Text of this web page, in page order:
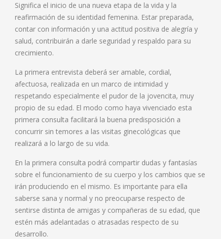
Significa el inicio de una nueva etapa de la vida y la
reafirmación de su identidad femenina. Estar preparada,
contar con información y una actitud positiva de alegría y
salud, contribuirán a darle seguridad y respaldo para su
crecimiento.
La primera entrevista deberá ser amable, cordial,
afectuosa, realizada en un marco de intimidad y
respetando especialmente el pudor de la jovencita, muy
propio de su edad. El modo como haya vivenciado esta
primera consulta facilitará la buena predisposición a
concurrir sin temores a las visitas ginecológicas que
realizará a lo largo de su vida.
En la primera consulta podrá compartir dudas y fantasías
sobre el funcionamiento de su cuerpo y los cambios que se
irán produciendo en el mismo. Es importante para ella
saberse sana y normal y no preocuparse respecto de
sentirse distinta de amigas y compañeras de su edad, que
estén más adelantadas o atrasadas respecto de su
desarrollo.